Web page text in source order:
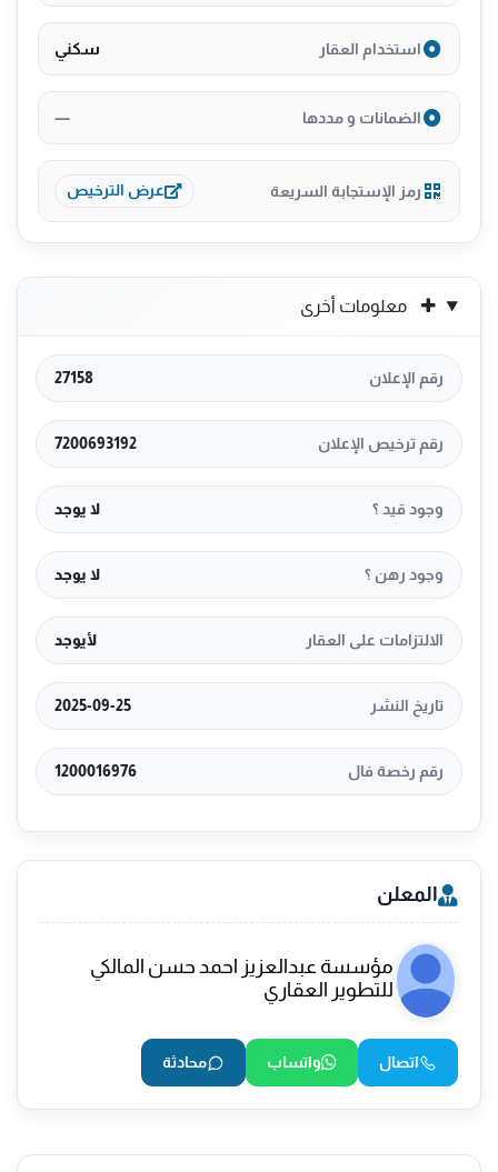
استخدام العقار سكني
الضمانات و مددها —
رمز الإستجابة السريعة عرض الترخيص
معلومات أخرى
رقم الإعلان 27158
رقم ترخيص الإعلان 7200693192
وجود قيد ؟ لا يوجد
وجود رهن ؟ لا يوجد
الالتزامات على العقار لأيوجد
تاريخ النشر 2025-09-25
رقم رخصة فال 1200016976
المعلن
مؤسسة عبدالعزيز احمد حسن المالكي
للتطوير العقاري
اتصال واتساب محادثة